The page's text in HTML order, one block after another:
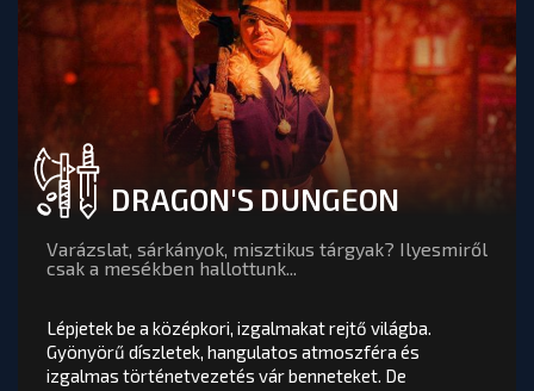
DRAGON'S DUNGEON
Varázslat, sárkányok, misztikus tárgyak? Ilyesmiről
csak a mesékben hallottunk...
Lépjetek be a középkori, izgalmakat rejtő világba.
Gyönyörű díszletek, hangulatos atmoszféra és
izgalmas történetvezetés vár benneteket. De
DRAGON'S DUNGEON
értékelés